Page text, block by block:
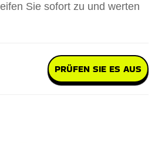
Sie sofort zu und werten
PRÜFEN SIE ES AUS